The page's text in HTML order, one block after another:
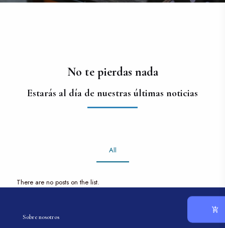
No te pierdas nada
Estarás al día de nuestras últimas noticias
All
There are no posts on the list.
Sobre nosotros